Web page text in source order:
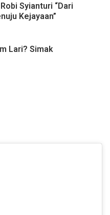
Syianturi “Dari
Kejayaan”
Lari? Simak